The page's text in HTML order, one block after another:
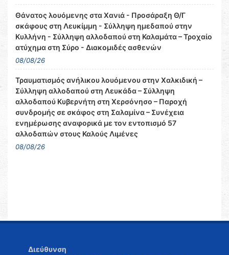
Θάνατος λουόμενης στα Χανιά - Προσάραξη Θ/Γ
σκάφους στη Λευκίμμη - Σύλληψη ημεδαπού στην
Κυλλήνη - Σύλληψη αλλοδαπού στη Καλαμάτα – Τροχαίο
ατύχημα στη Σύρο - Διακομιδές ασθενών
08/08/26
Τραυματισμός ανήλικου λουόμενου στην Χαλκιδική –
Σύλληψη αλλοδαπού στη Λευκάδα – Σύλληψη
αλλοδαπού Κυβερνήτη στη Χερσόνησο – Παροχή
συνδρομής σε σκάφος στη Σαλαμίνα – Συνέχεια
ενημέρωσης αναφορικά με τον εντοπισμό 57
αλλοδαπών στους Καλούς Λιμένες
08/08/26
Διεύθυνση